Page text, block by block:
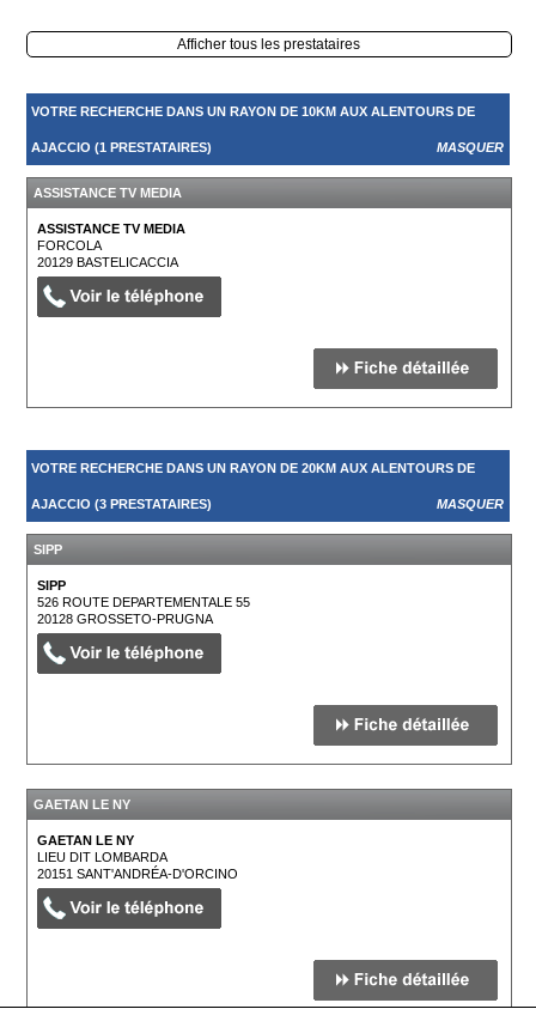
Afficher tous les prestataires
VOTRE RECHERCHE DANS UN RAYON DE 10KM AUX ALENTOURS DE
AJACCIO (1 PRESTATAIRES) MASQUER
ASSISTANCE TV MEDIA
ASSISTANCE TV MEDIA
FORCOLA
20129BASTELICACCIA
VOTRE RECHERCHE DANS UN RAYON DE 20KM AUX ALENTOURS DE
AJACCIO (3 PRESTATAIRES) MASQUER
SIPP
SIPP
526 ROUTE DEPARTEMENTALE 55
20128GROSSETO-PRUGNA
GAETAN LE NY
GAETAN LE NY
LIEU DIT LOMBARDA
20151SANT'ANDRÉA-D'ORCINO